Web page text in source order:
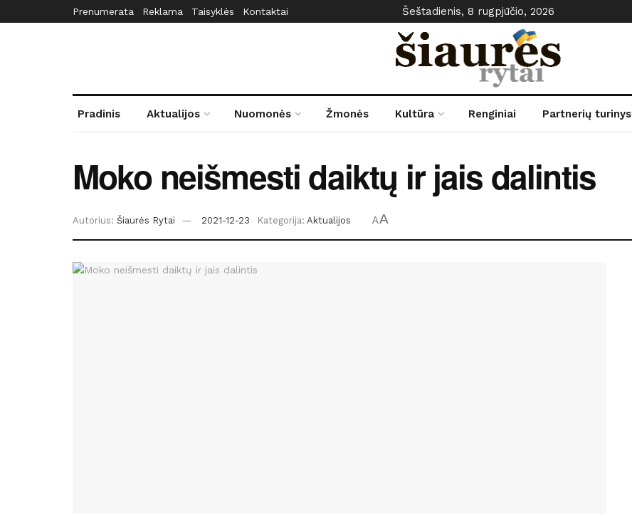
Prenumerata Reklama Taisyklės Kontaktai Šeštadienis, 8 rugpjūčio, 2026
Pradinis Aktualijos Nuomonės Žmonės Kultūra Renginiai Partnerių turinys
Moko neišmesti daiktų ir jais dalintis
Autorius: Šiaurės Rytai 2021-12-23 Kategorija: Aktualijos AA